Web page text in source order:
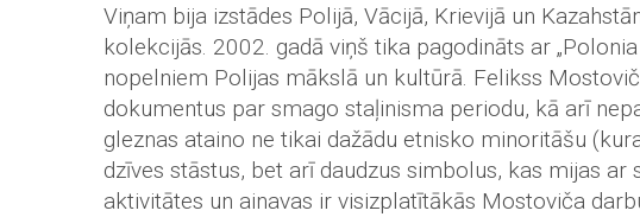
Viņam bija izstādes Polijā, Vācijā, Krievijā un
kolekcijās. 2002. gadā viņš tika pagodināts ar
nopelniem Polijas mākslā un kultūrā. Felikss
dokumentus par smago staļinisma periodu, kā arī
gleznas ataino ne tikai dažādu etnisko minoritāšu
dzīves stāstus, bet arī daudzus simbolus, kas mijas
aktivitātes un ainavas ir visizplatītākās Mostoviča